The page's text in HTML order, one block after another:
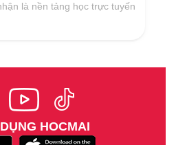
là nền tảng học trực tuyến
HOCMAI